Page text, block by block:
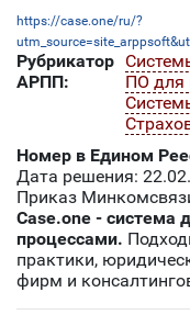
https://case.one/ru/?
Рубрикатор
АРПП:
ПО для
Номер в Едином
Дата решения:
Приказ
Case.one - cистема
процессами.
практики,
фирм и